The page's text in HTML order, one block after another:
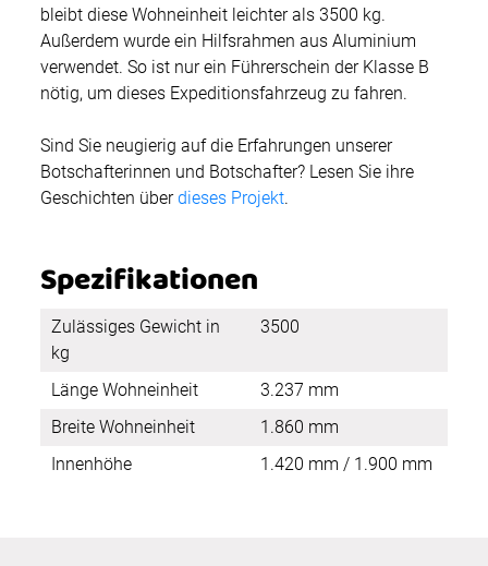
bleibt diese Wohneinheit leichter als 3500 kg.
Außerdem wurde ein Hilfsrahmen aus Aluminium
verwendet. So ist nur ein Führerschein der Klasse B
nötig, um dieses Expeditionsfahrzeug zu fahren.
Sind Sie neugierig auf die Erfahrungen unserer
Botschafterinnen und Botschafter? Lesen Sie ihre
Geschichten überdieses Projekt.
Spezifikationen
Zulässiges Gewicht in
kg
3500
Länge Wohneinheit
3.237 mm
Breite Wohneinheit
1.860 mm
Innenhöhe
1.420 mm / 1.900 mm